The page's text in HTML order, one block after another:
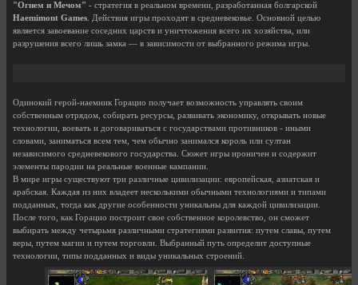
"Огнем и Мечом" - стратегия в реальном времени, разработанная болгарской
Haemimont Games . Действия игры проходят в средневековье. Основной целью
является завоевание соседних царств и уничтожения всего их хозяйства, или
разрушения всего лишь замка — в зависимости от выбранного режима игры.
Одинокий герой-наемник Горацио получает возможность управлять своим
собственным отрядом, собирать ресурсы, развивать экономику, открывать новые
технологии, воевать и договариваться с государствами противников - иными
словами, заниматься всем тем, чем обычно занимался король или султан
независимого средневекового государства. Сюжет игры ироничен и содержит
элементы пародии на реальные военные кампании.
В мире игры существуют три различные цивилизации: европейская, азиатская и
арабская. Каждая из них владеет несколькими обычными технологиями и типами
подданных, тогда как другие особенности уникальны для каждой цивилизации.
После того, как Горацио построит свое собственное королевство, он сможет
выбирать между четырьмя различными стратегиями развития: путем славы, путем
веры, путем магии и путем торговли. Выбранный путь определит доступные
технологии, типы подданных и виды уникальных строений.